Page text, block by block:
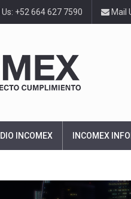
Us: +52 664 627 7590 Mail
INCOMEX INCOMEX